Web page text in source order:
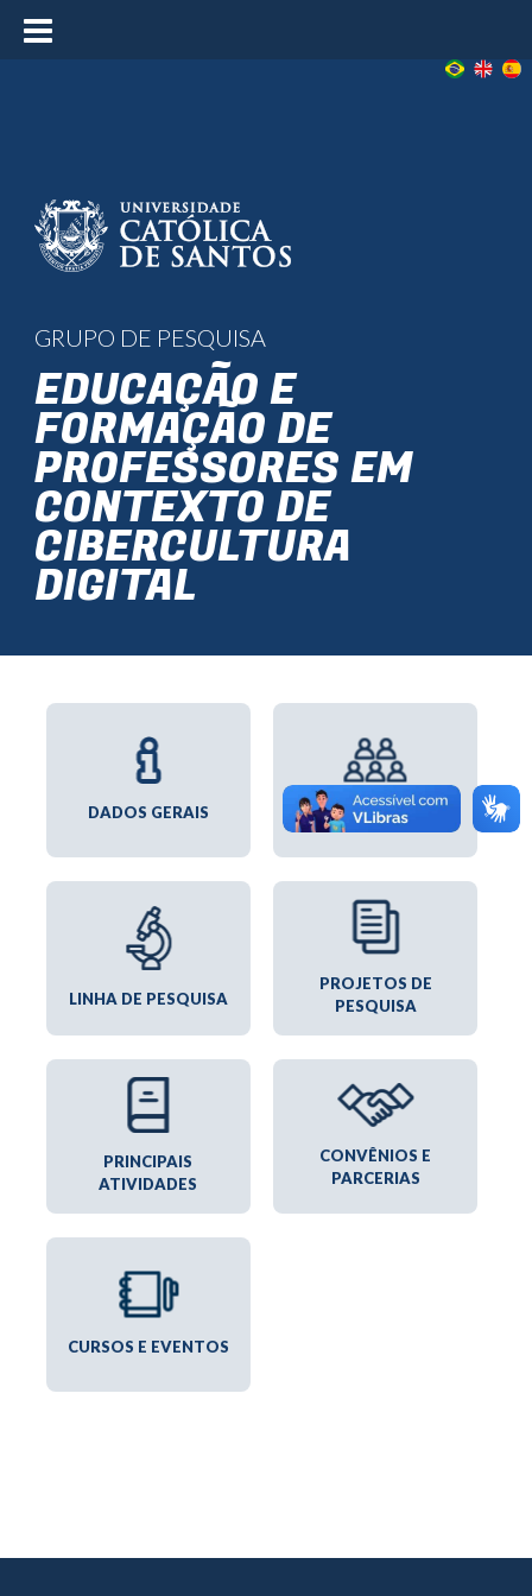
GRUPO DE PESQUISA
EDUCAÇÃO E
FORMAÇÃO DE
PROFESSORES EM
CONTEXTO DE
CIBERCULTURA
DIGITAL
≡
DADOS GERAIS INTEGRANTES
LINHA DE PESQUISA
PROJETOS DE
PESQUISA
PRINCIPAIS
ATIVIDADES
CONVÊNIOS E
PARCERIAS
CURSOS E EVENTOS